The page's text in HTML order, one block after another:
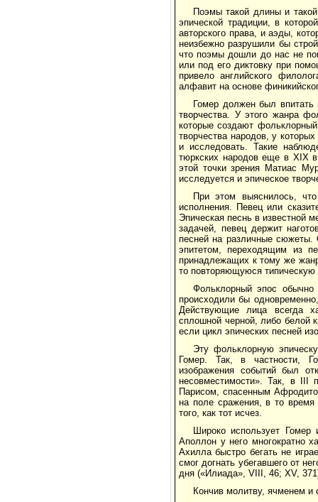
Поэмы такой длины и
эпической традиции, в
авторского права, и аэды,
неизбежно разрушили бы
что поэмы дошли до нас не
или под его диктовку при
привело английского
алфавит на основе
Гомер должен был
творчества. У этого жанра
которые создают
творчества народов, у
и исследовать. Такие
тюркских народов еще в XIX
этой точки зрения Матиас
исследуется и эпическое
При этом выяснилось,
исполнения. Певец или
Эпическая песнь в известной
задачей, певец держит
песней на различные сюжеты.
эпитетом, переходящим из
принадлежащих к тому же
то повторяющуюся типическую
Фольклорный эпос обычно
происходили бы
Действующие лица всегда
сплошной черной, либо белой
если цикл эпических песней
Эту фольклорную
Гомер. Так, в частности,
изображения событий был
несовместимости». Так, в III
Парисом, спасенным
на поле сражения, в то время
того, как тот исчез.
Широко использует
Аполлон у него многократно
Ахилла быстро бегать не
смог догнать убегавшего от
дня («Илиада», VIII, 46; XV,
Кончив молитву, ячменем